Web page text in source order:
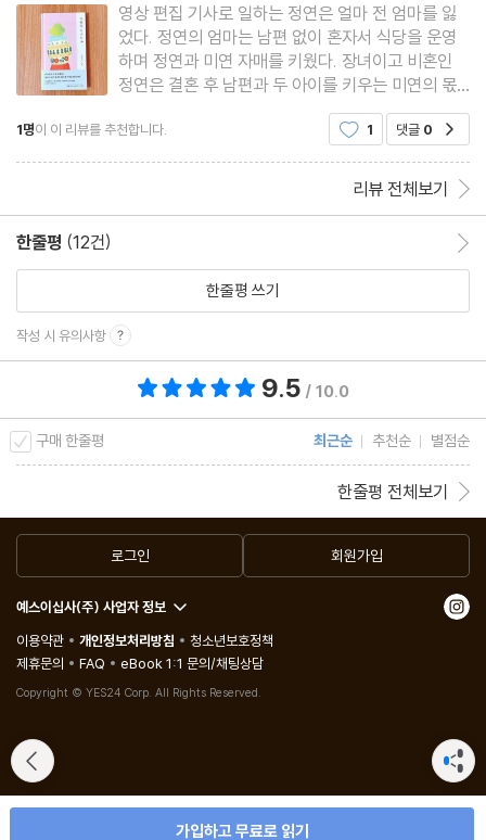
영상 편집 기사로 일하는 정연은 얼마 전 엄마를 잃
었다. 정연의 엄마는 남편 없이 혼자서 식당을 운영
하며 정연과 미연 자매를 키웠다. 장녀이고 비혼인
정연은 결혼 후 남편과 두 아이를 키우는 미연의 몫
까지 열심히 엄마를 간병했다. 그래서일까. 정연은
엄마가 죽고 장례까지 다 치른 후에도 좀처럼 엄마를
1명이 이 리뷰를 추천합니다. 1 댓글 0
리뷰 전체보기
한줄평 (12건)
한줄평 쓰기
작성 시 유의사항
9.5 / 10.0
구매 한줄평 최근순 추천순 별점순
한줄평 전체보기
가입하고 무료로 읽기
로그인 회원가입
예스이십사(주) 사업자 정보
이용약관
개인정보처리방침
청소년보호정책
제휴문의
FAQ eBook 1:1 문의/채팅상담
Copyright © YES24 Corp. All Rights Reserved.